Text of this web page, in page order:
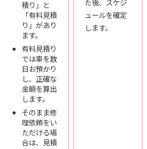
積り」と
「有料見積
り」があり
ます。
有料見積り
では車を数
日お預かり
し、正確な
金額を算出
します。
そのまま修
理依頼をい
ただける場
合は、見積
た後、スケジ
ュールを確定
します。